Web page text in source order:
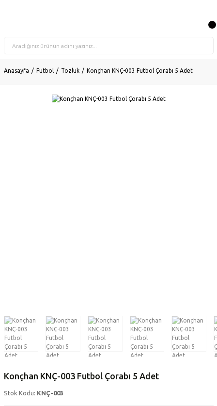
Anasayfa Futbol Tozluk Konçhan KNÇ-003 Futbol Çorabı 5 Adet
Konçhan KNÇ-003 Futbol Çorabı 5 Adet
Stok Kodu: KNÇ-003